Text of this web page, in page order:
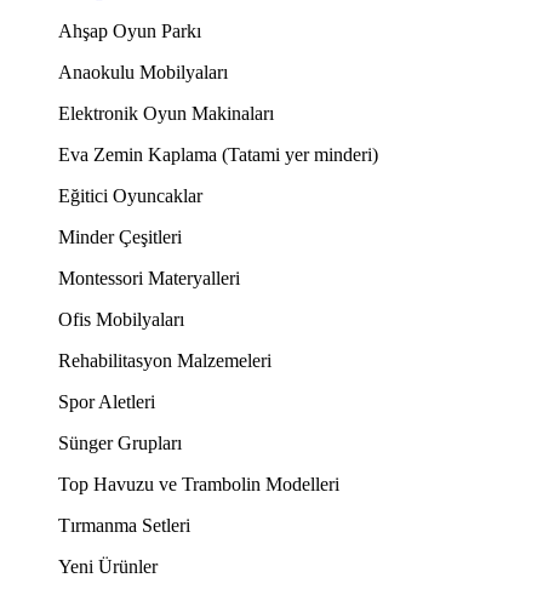
Ahşap Oyun Parkı
Anaokulu Mobilyaları
Elektronik Oyun Makinaları
Eva Zemin Kaplama (Tatami yer minderi)
Eğitici Oyuncaklar
Minder Çeşitleri
Montessori Materyalleri
Ofis Mobilyaları
Rehabilitasyon Malzemeleri
Spor Aletleri
Sünger Grupları
Top Havuzu ve Trambolin Modelleri
Tırmanma Setleri
Yeni Ürünler